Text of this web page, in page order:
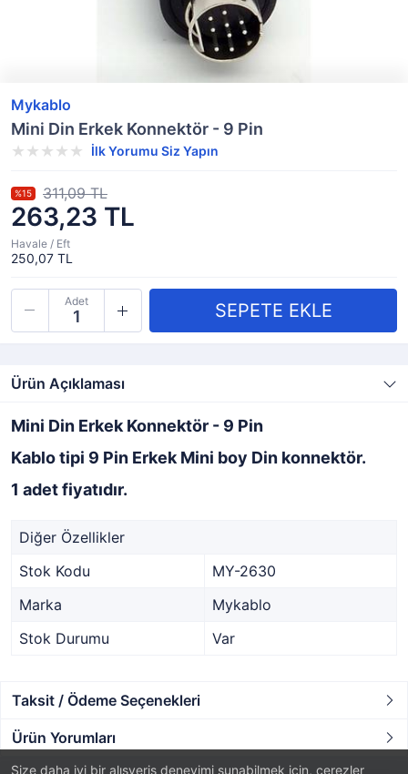
Size daha iyi bir alışveriş deneyimi sunabilmek için, çerezler
Mykablo
Mini Din Erkek Konnektör - 9 Pin
İlk Yorumu Siz Yapın
263,23 TL
%15 311,09 TL
Havale / Eft
250,07 TL
Adet
Ürün Açıklaması
Mini Din Erkek Konnektör - 9 Pin
Kablo tipi 9 Pin Erkek Mini boy Din konnektör.
1 adet fiyatıdır.
Diğer Özellikler
Stok Kodu
MY-2630
Marka
Mykablo
Stok Durumu
Var
Taksit / Ödeme Seçenekleri
Ürün Yorumları